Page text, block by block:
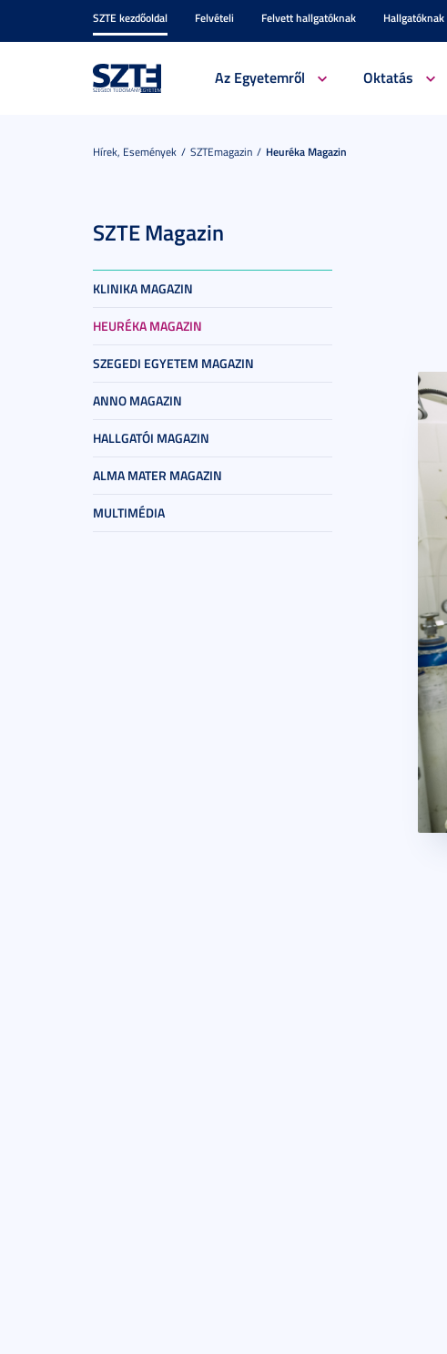
SZTE kezdőoldal Felvételi Felvett hallgatóknak Hallgatóknak
Az Egyetemről Oktatás
Hírek, Események SZTEmagazin Heuréka Magazin
SZTE Magazin
KLINIKA MAGAZIN
HEURÉKA MAGAZIN
SZEGEDI EGYETEM MAGAZIN
ANNO MAGAZIN
HALLGATÓI MAGAZIN
ALMA MATER MAGAZIN
MULTIMÉDIA